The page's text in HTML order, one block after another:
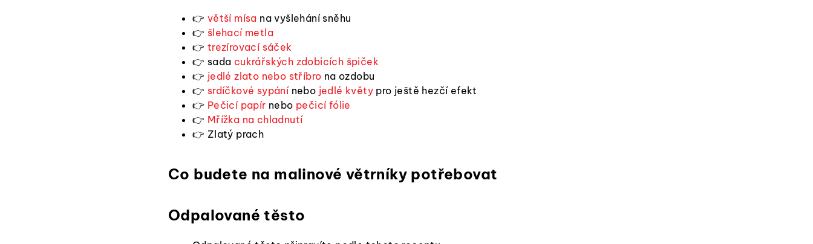
👉 větší mísa na vyšlehání sněhu
👉 šlehací metla
👉 trezírovací sáček
👉 sada cukrářských zdobicích špiček
👉 jedlé zlato nebo stříbro na ozdobu
👉 srdíčkové sypánínebo jedlé květy pro ještě hezčí efekt
👉 Pečicí papír nebo pečicí fólie
👉 Mřížka na chladnutí
👉 Zlatý prach
Co budete na malinové větrníky potřebovat
Odpalované těsto